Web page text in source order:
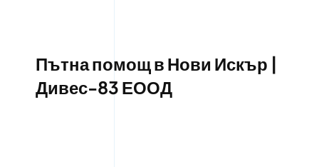
Пътна помощ в Нови Искър |
Дивес-83 ЕООД